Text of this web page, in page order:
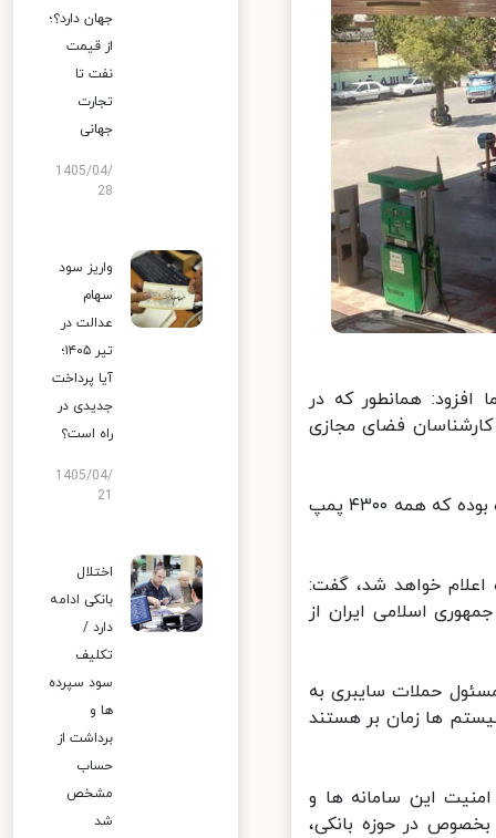
همانطور که در
فضای مجازی
دبیر شورای عالی فضای مجازی کشور یادآور شد: این حملات آنچنان گسترده بوده که همه ۴۳۰۰ پمپ
این حمله سایبری ۷ و یا ۱۰ روز آینده اعلام خواهد شد، گفت:
اسلامی ایران از
حملات سایبری به
ها زمان بر هستند
این سامانه ها و
در حوزه بانکی،
جهان دارد؟؛
از قیمت
نفت تا
تجارت
جهانی
1405/04/
28
واریز سود
سهام
عدالت در
تیر ۱۴۰۵؛
آیا پرداخت
جدیدی در
راه است؟
1405/04/
اختلال
بانکی ادامه
دارد /
تکلیف
سود سپرده
ها و
برداشت از
حساب
مشخص
شد